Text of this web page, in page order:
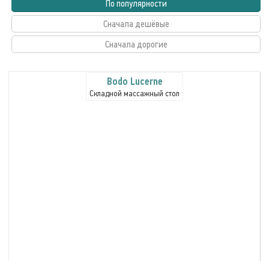
По популярности
Сначала дешёвые
Сначала дорогие
Bodo Lucerne
Складной массажный стол